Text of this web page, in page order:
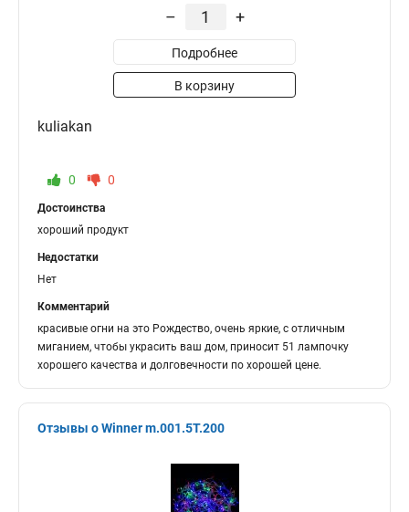
– +
Подробнее
В корзину
kuliakan
0 0
Достоинства
хороший продукт
Недостатки
Нет
Комментарий
красивые огни на это Рождество, очень яркие, с отличным
миганием, чтобы украсить ваш дом, приносит 51 лампочку
хорошего качества и долговечности по хорошей цене.
Отзывы о Winner m.001.5T.200